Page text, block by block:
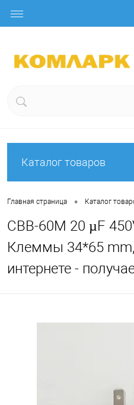
Каталог товаров
Главная страница • Каталог
CBB-60M 20 µF
Клеммы 34*65
интернете -